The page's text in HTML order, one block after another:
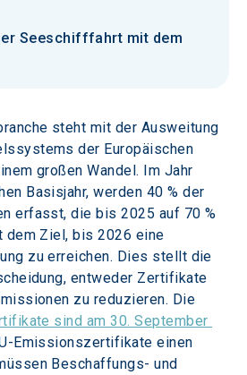
Seeschifffahrt mit dem
steht mit der Ausweitung
der Europäischen
großen Wandel. Im Jahr
Basisjahr, werden 40 % der
erfasst, die bis 2025 auf 70 %
dem Ziel, bis 2026 eine
zu erreichen. Dies stellt die
entweder Zertifikate
zu reduzieren. Die
sind am 30. September
Emissionszertifikate einen
Beschaffungs- und